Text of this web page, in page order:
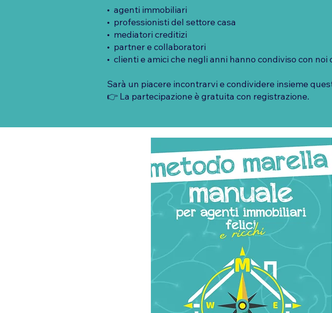
•⁠ ⁠agenti immobiliari
•⁠ ⁠professionisti del settore casa
•⁠ ⁠mediatori creditizi
•⁠ ⁠partner e collaboratori
•⁠ ⁠clienti e amici che negli anni hanno condiviso con noi
Sarà un piacere incontrarvi e condividere insieme
👉 La partecipazione è gratuita con registrazione.